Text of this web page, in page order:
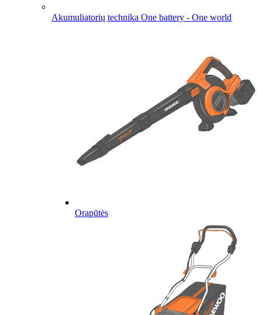
Akumuliatorių technika One battery - One world
Orapūtės